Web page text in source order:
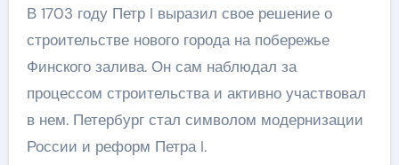
В 1703 году Петр I выразил свое решение о
строительстве нового города на побережье
Финского залива. Он сам наблюдал за
процессом строительства и активно участвовал
в нем. Петербург стал символом модернизации
России и реформ Петра I.